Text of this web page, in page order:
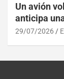
Un avión
anticipa
29/07/2026